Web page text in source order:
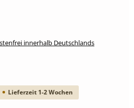
innerhalb Deutschlands
von 0 von 5 Sternen
Lieferzeit 1-2 Wochen